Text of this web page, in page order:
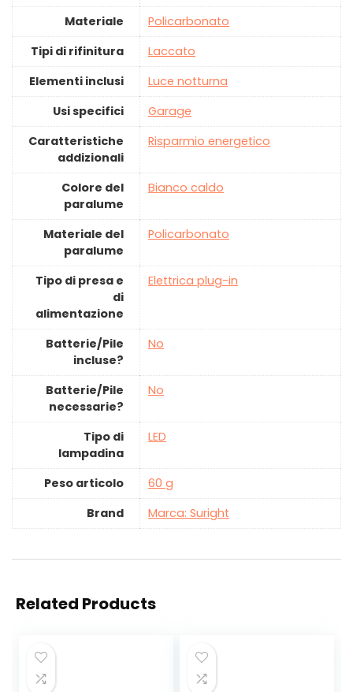
Materiale
‎Policarbonato
Tipi di rifinitura
‎Laccato
Elementi inclusi
‎Luce notturna
Usi specifici
‎Garage
Caratteristiche
addizionali
‎Risparmio energetico
Colore del
paralume
‎Bianco caldo
Materiale del
paralume
‎Policarbonato
Tipo di presa e
di
alimentazione
‎Elettrica plug-in
Batterie/Pile
incluse?
‎No
Batterie/Pile
necessarie?
‎No
Tipo di
lampadina
‎LED
Peso articolo
‎60 g
Brand
Marca: Suright
Related Products